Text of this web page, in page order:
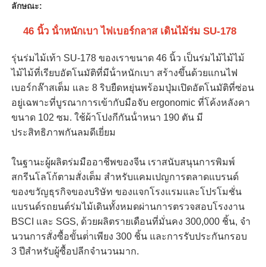
ลักษณะ:
46 นิ้ว น้ําหนักเบา ไฟเบอร์กลาส เดินไม้ร่ม SU-178
รุ่นร่มไม้เท้า SU-178 ของเราขนาด 46 นิ้ว เป็นร่มไม้ไม้ไม้
ไม้ไม้ที่เรียบอัตโนมัติที่มีน้ําหนักเบา สร้างขึ้นด้วยแกนไฟ
เบอร์กล๊าสเต็ม และ 8 ริบยืดหยุ่นพร้อมปุ่มเปิดอัตโนมัติที่ซ่อน
อยู่เฉพาะที่บูรณาการเข้ากับมือจับ ergonomic ที่โค้งหลังคา
ขนาด 102 ซม. ใช้ผ้าโปงกีกันน้ําหนา 190 ตัน มี
ประสิทธิภาพกันลมดีเยี่ยม
ในฐานะผู้ผลิตร่มมืออาชีพของจีน เราสนับสนุนการพิมพ์
สกรีนโลโก้ตามสั่งเต็ม สําหรับแคมเปญการตลาดแบรนด์
ของขวัญธุรกิจของบริษัท ของแจกโรงแรมและโปรโมชั่น
แบรนด์รถยนต์ร่มไม้เดินทั้งหมดผ่านการตรวจสอบโรงงาน
BSCI และ SGS, ด้วยผลิตรายเดือนที่มั่นคง 300,000 ชิ้น, จํา
นวนการสั่งซื้อขั้นต่ําเพียง 300 ชิ้น และการรับประกันกรอบ
3 ปีสําหรับผู้ซื้อปลีกจํานวนมาก.